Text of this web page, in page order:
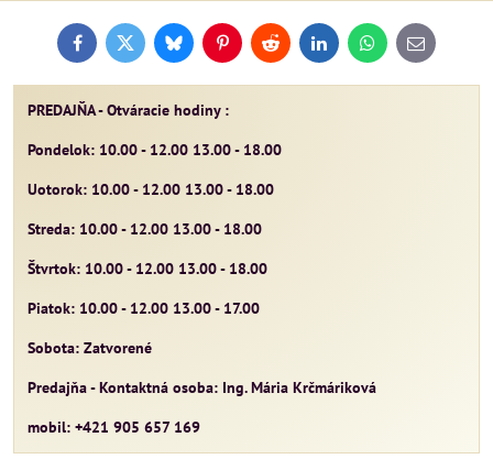
FacebookTwitterBlueskyPinterestReddit LinkedInWhatsApp
E-
mail
PREDAJŇA - Otváracie hodiny :
Pondelok: 10.00 - 12.00 13.00 - 18.00
Uotorok: 10.00 - 12.00 13.00 - 18.00
Streda: 10.00 - 12.00 13.00 - 18.00
Štvrtok: 10.00 - 12.00 13.00 - 18.00
Piatok: 10.00 - 12.00 13.00 - 17.00
Sobota: Zatvorené
Predajňa - Kontaktná osoba: Ing. Mária Krčmáriková
mobil: +421 905 657 169